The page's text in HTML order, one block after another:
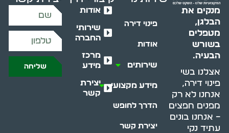
מנקים את
הבלגן,
מטפלים
בשורש
הבעיה.
אצלנו בשי
פינוי דירה,
אנחנו לא רק
מפנים חפצים
– אנחנו בונים
עתיד נקי
פינוי דירה
אודות
שירותים
מידע מקצועי
הדרך לחופש
יצירת קשר
אודות
שירותי
החברה
מרכז
מידע
יצירת
קשר
שליחה